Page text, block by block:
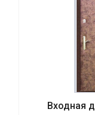
Входная